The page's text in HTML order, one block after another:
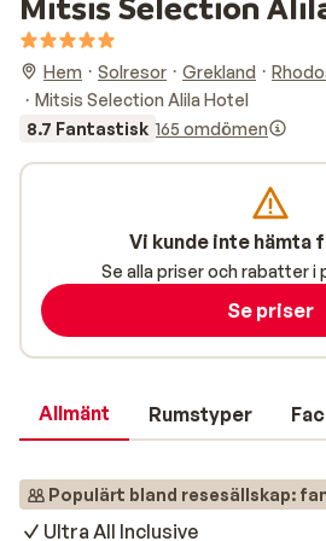
Hem Solresor Grekland
Mitsis Selection Alila Hotel
8.7 Fantastisk 165 omdömen
Allmänt Rumstyper
Populärt bland resesällskap:
Ultra All Inclusive
Vi kunde inte hämta
Se alla priser och rabatter i
Se priser